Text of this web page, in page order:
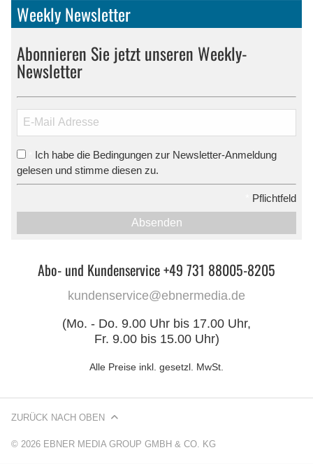
Weekly Newsletter
Abonnieren Sie jetzt unseren Weekly-
Newsletter
Ich habe die Bedingungen zur Newsletter-Anmeldung
gelesen und stimme diesen zu.
Pflichtfeld
Absenden
Abo- und Kundenservice +49 731 88005-8205
kundenservice@ebnermedia.de
(Mo. - Do. 9.00 Uhr bis 17.00 Uhr,
Fr. 9.00 bis 15.00 Uhr)
Alle Preise inkl. gesetzl. MwSt.
© 2026 EBNER MEDIA GROUP GMBH & CO. KG
ZURÜCK NACH OBEN